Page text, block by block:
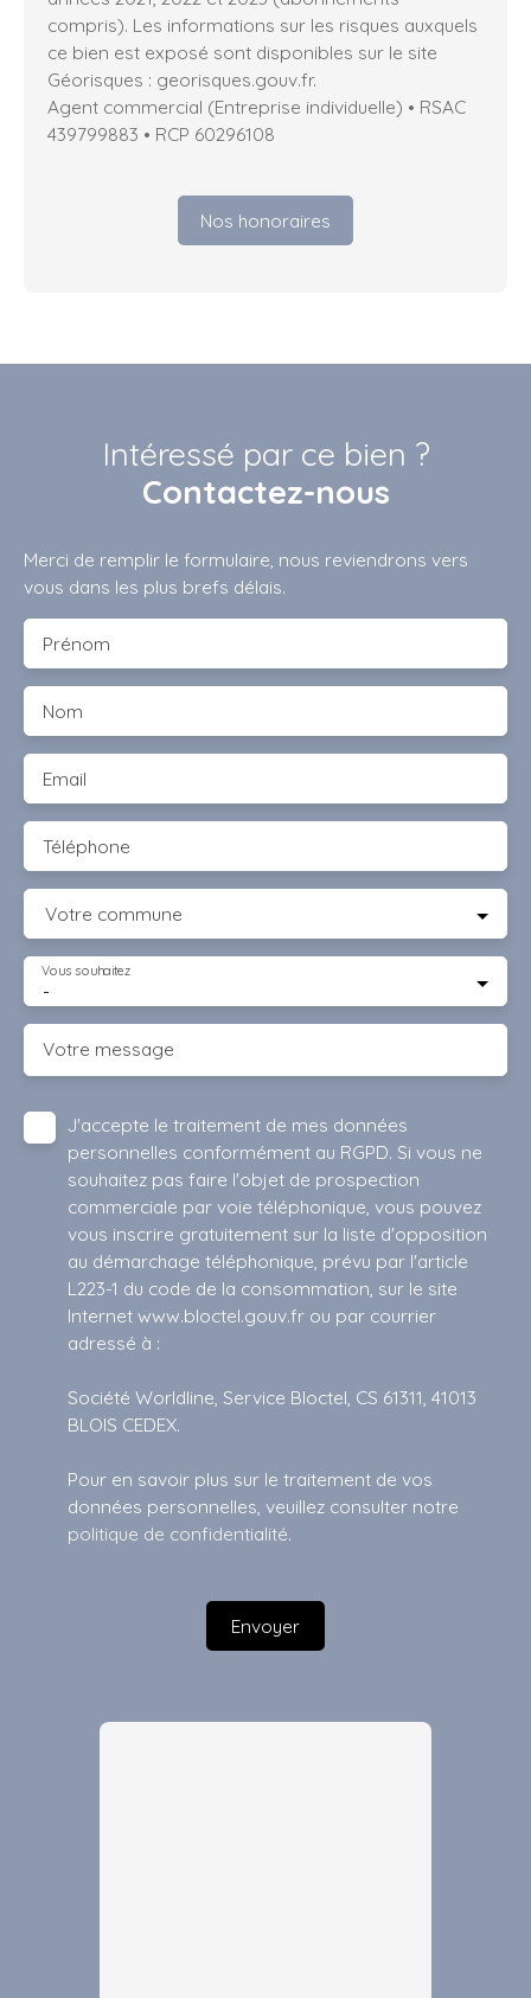
compris). Les informations sur les risques auxquels
ce bien est exposé sont disponibles sur le site
Géorisques : georisques.gouv.fr.
Agent commercial (Entreprise individuelle) • RSAC
439799883 • RCP 60296108
Nos honoraires
Intéressé par ce bien ?
Contactez-nous
Merci de remplir le formulaire, nous reviendrons vers
vous dans les plus brefs délais.
Prénom
Nom
Email
Téléphone
Votre commune
-
Vous souhaitez
Votre message
J'accepte le traitement de mes données
personnelles conformément au RGPD. Si vous ne
souhaitez pas faire l'objet de prospection
commerciale par voie téléphonique, vous pouvez
vous inscrire gratuitement sur la liste d'opposition
au démarchage téléphonique, prévu par l'article
L223-1 du code de la consommation, sur le site
Internet www.bloctel.gouv.fr ou par courrier
adressé à :
Société Worldline, Service Bloctel, CS 61311, 41013
BLOIS CEDEX.
Pour en savoir plus sur le traitement de vos
données personnelles, veuillez consulter notre
politique de confidentialité.
Envoyer